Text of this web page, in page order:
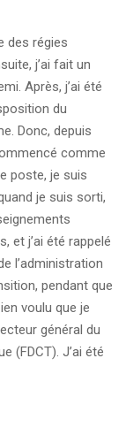
des régies
j’ai fait un
Après, j’ai été
du
Donc, depuis
comme
poste, je suis
je suis sorti,
et j’ai été rappelé
l’administration
pendant que
voulu que je
général du
(FDCT). J’ai été